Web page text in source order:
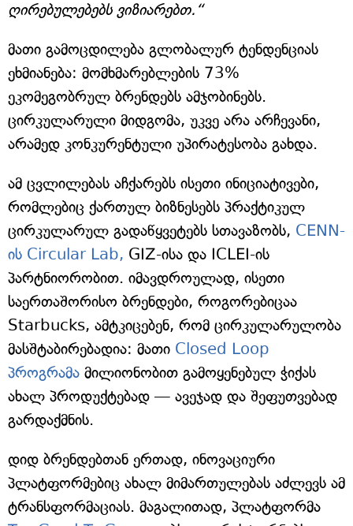
ღირებულებებს ვიზიარებთ.“
მათი გამოცდილება გლობალურ ტენდენციას
ეხმიანება: მომხმარებლების 73%
ეკომეგობრულ ბრენდებს ამჯობინებს.
ცირკულარული მიდგომა, უკვე არა არჩევანი,
არამედ კონკურენტული უპირატესობა გახდა.
ამ ცვლილებას აჩქარებს ისეთი ინიციატივები,
რომლებიც ქართულ ბიზნესებს პრაქტიკულ
ცირკულარულ გადაწყვეტებს სთავაზობს, CENN-
ის Circular Lab, GIZ-ისა და ICLEI-ის
პარტნიორობით. იმავდროულად, ისეთი
საერთაშორისო ბრენდები, როგორებიცაა
Starbucks, ამტკიცებენ, რომ ცირკულარულობა
მასშტაბირებადია: მათი Closed Loop
პროგრამა მილიონობით გამოყენებულ ჭიქას
ახალ პროდუქტებად — ავეჯად და შეფუთვებად
გარდაქმნის.
დიდ ბრენდებთან ერთად, ინოვაციური
პლატფორმებიც ახალ მიმართულებას აძლევს ამ
ტრანსფორმაციას. მაგალითად, პლატფორმა